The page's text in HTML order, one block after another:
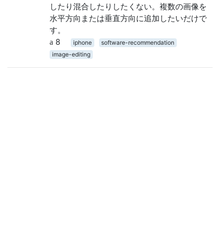
したり混合したりしたくない。複数の画像を
水平方向または垂直方向に追加したいだけで
す。
8
iphone
software-recommendation
image-editing